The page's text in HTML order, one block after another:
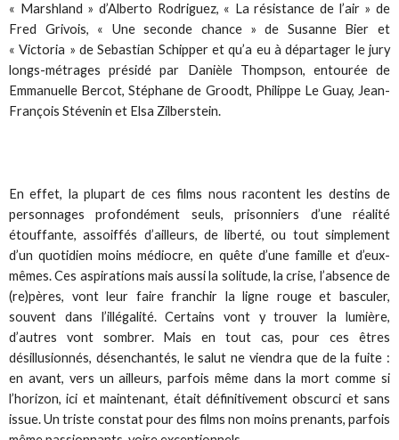
« Marshland » d’Alberto Rodriguez, « La résistance de l’air » de
Fred Grivois, « Une seconde chance » de Susanne Bier et
« Victoria » de Sebastian Schipper et qu’a eu à départager le jury
longs-métrages présidé par Danièle Thompson, entourée de
Emmanuelle Bercot, Stéphane de Groodt, Philippe Le Guay, Jean-
François Stévenin et Elsa Zilberstein.
En effet, la plupart de ces films nous racontent les destins de
personnages profondément seuls, prisonniers d’une réalité
étouffante, assoiffés d’ailleurs, de liberté, ou tout simplement
d’un quotidien moins médiocre, en quête d’une famille et d’eux-
mêmes. Ces aspirations mais aussi la solitude, la crise, l’absence de
(re)pères, vont leur faire franchir la ligne rouge et basculer,
souvent dans l’illégalité. Certains vont y trouver la lumière,
d’autres vont sombrer. Mais en tout cas, pour ces êtres
désillusionnés, désenchantés, le salut ne viendra que de la fuite :
en avant, vers un ailleurs, parfois même dans la mort comme si
l’horizon, ici et maintenant, était définitivement obscurci et sans
issue. Un triste constat pour des films non moins prenants, parfois